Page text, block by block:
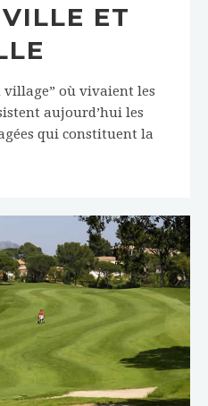
ET
village” où vivaient les
aujourd’hui les
qui constituent la